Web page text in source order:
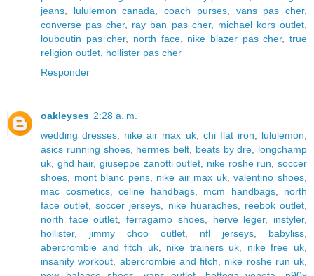
jeans
lululemon canada ,coach purses, vans pas cher,
converse pas cher, ray ban pas cher, michael kors outlet
louboutin pas cher, north face, nike blazer pas cher,true
religion outlet hollister pas cher
Responder
oakleyses 2:28 a. m.
wedding dresses
nike air max uk, chi flat iron lululemon
asics running shoes, hermes belt beats by dre
longchamp
uk ghd hair,giuseppe zanotti outlet nike roshe run ,soccer
shoes
mont blanc pens, nike air max uk,valentino shoes
mac cosmetics, celine handbags, mcm handbags, north
face outlet ,soccer jerseys nike huaraches, reebok outlet
north face outlet ,ferragamo shoes, herve leger, instyler,
hollister, jimmy choo outlet nfl jerseys babyliss
abercrombie and fitch uk, nike trainers uk nike free uk
insanity workout
abercrombie and fitch nike roshe run uk